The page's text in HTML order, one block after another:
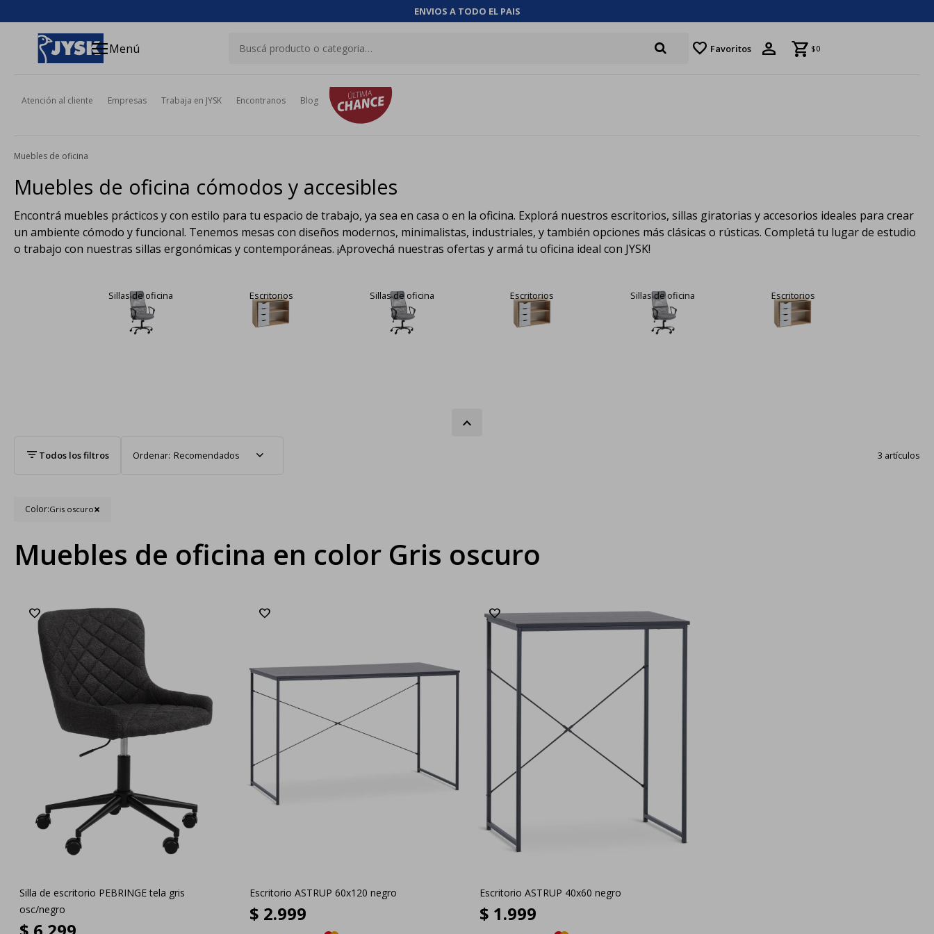
ENVIOS A TODO EL PAIS
menuMenú favorite Favoritos $0
Atención al cliente Empresas Trabaja en JYSK Encontranos Blog
Muebles de oficina
Muebles de oficina cómodos y accesibles
Encontrá muebles prácticos y con estilo para tu espacio de trabajo, ya sea en casa o en la oficina. Explorá nuestros escritorios, sillas giratorias y accesorios ideales para crear
un ambiente cómodo y funcional. Tenemos mesas con diseños modernos, minimalistas, industriales, y también opciones más clásicas o rústicas. Completá tu lugar de estudio
o trabajo con nuestras sillas ergonómicas y contemporáneas. ¡Aprovechá nuestras ofertas y armá tu oficina ideal con JYSK!
Sillas de oficina Escritorios Sillas de oficina Escritorios Sillas de oficina Escritorios
Recomendados 3 artículos
Color:Gris oscuro
Muebles de oficina en color Gris oscuro
Silla de escritorio PEBRINGE tela gris
osc/negro
Escritorio ASTRUP 60x120 negro
$ 2.999
Escritorio ASTRUP 40x60 negro
$ 1.999
close